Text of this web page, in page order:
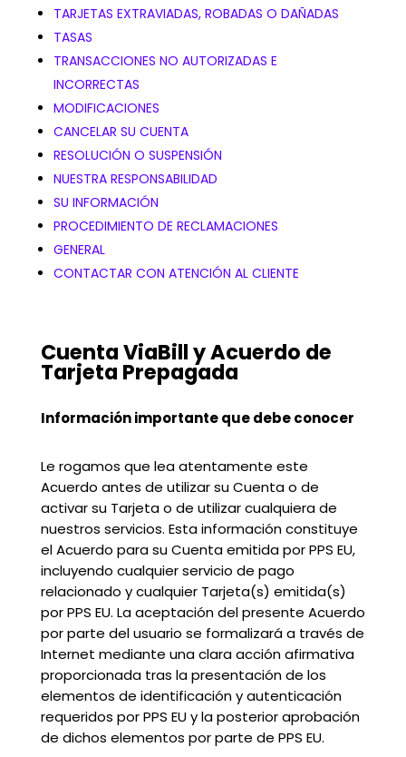
TARJETAS EXTRAVIADAS, ROBADAS O DAÑADAS
TASAS
TRANSACCIONES NO AUTORIZADAS E
INCORRECTAS
MODIFICACIONES
CANCELAR SU CUENTA
RESOLUCIÓN O SUSPENSIÓN
NUESTRA RESPONSABILIDAD
SU INFORMACIÓN
PROCEDIMIENTO DE RECLAMACIONES
GENERAL
CONTACTAR CON ATENCIÓN AL CLIENTE
Cuenta ViaBill y Acuerdo de
Tarjeta Prepagada
Información importante que debe conocer
Le rogamos que lea atentamente este
Acuerdo antes de utilizar su Cuenta o de
activar su Tarjeta o de utilizar cualquiera de
nuestros servicios. Esta información constituye
el Acuerdo para su Cuenta emitida por PPS EU,
incluyendo cualquier servicio de pago
relacionado y cualquier Tarjeta(s) emitida(s)
por PPS EU. La aceptación del presente Acuerdo
por parte del usuario se formalizará a través de
Internet mediante una clara acción afirmativa
proporcionada tras la presentación de los
elementos de identificación y autenticación
requeridos por PPS EU y la posterior aprobación
de dichos elementos por parte de PPS EU.